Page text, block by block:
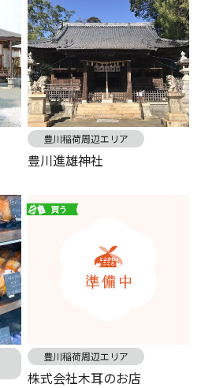
豊川稲荷周辺エリア
豊川進雄神社
豊川稲荷周辺エリア
株式会社木耳のお店